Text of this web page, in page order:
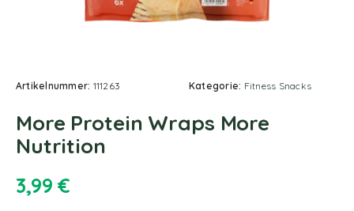
Artikelnummer: 111263 Kategorie: Fitness Snacks
More Protein Wraps More
Nutrition
3,99 €